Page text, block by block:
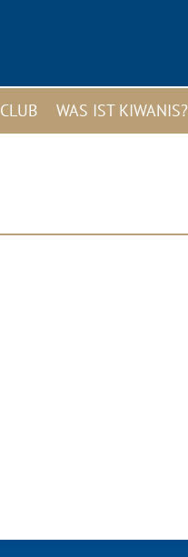
CLUB WAS IST KIWANIS?